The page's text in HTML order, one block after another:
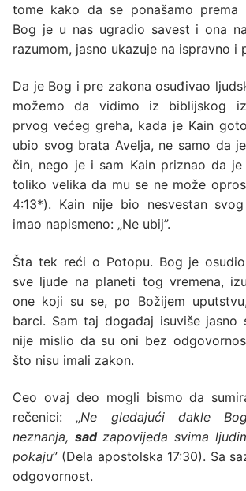
tome kako da se ponašamo prema
Bog je u nas ugradio savest i ona
razumom, jasno ukazuje na ispravno i
Da je Bog i pre zakona osuđivao
možemo da vidimo iz biblijskog
prvog većeg greha, kada je Kain
ubio svog brata Avelja, ne samo da
čin, nego je i sam Kain priznao da
toliko velika da mu se ne može
4:13*). Kain nije bio nesvestan
imao napismeno: „Ne ubij”.
Šta tek reći o Potopu. Bog je
sve ljude na planeti tog vremena,
one koji su se, po Božijem
barci. Sam taj događaj isuviše jasno
nije mislio da su oni bez
što nisu imali zakon.
Ceo ovaj deo mogli bismo da
rečenici: „Ne gledajući dakle
neznanja, sad zapovijeda svima
pokaju” (Dela apostolska 17:30). Sa
odgovornost.